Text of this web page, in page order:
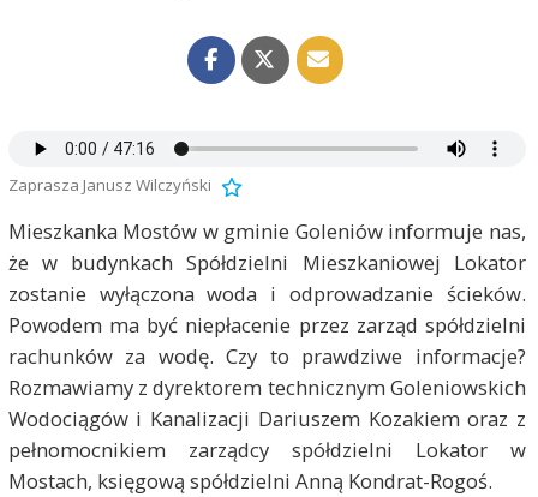
Zaprasza Janusz Wilczyński
Mieszkanka Mostów w gminie Goleniów informuje nas,
że w budynkach Spółdzielni Mieszkaniowej Lokator
zostanie wyłączona woda i odprowadzanie ścieków.
Powodem ma być niepłacenie przez zarząd spółdzielni
rachunków za wodę. Czy to prawdziwe informacje?
Rozmawiamy z dyrektorem technicznym Goleniowskich
Wodociągów i Kanalizacji Dariuszem Kozakiem oraz z
pełnomocnikiem zarządcy spółdzielni Lokator w
Mostach, księgową spółdzielni Anną Kondrat-Rogoś.